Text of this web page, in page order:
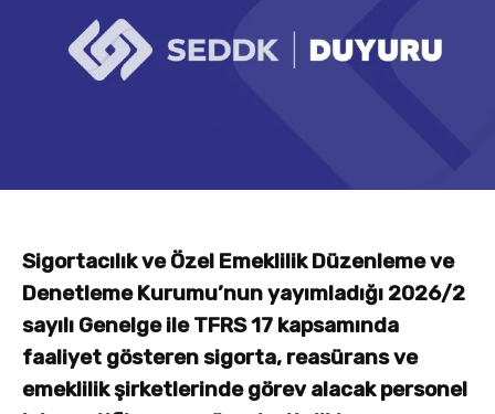
Sigortacılık ve Özel Emeklilik Düzenleme ve
Denetleme Kurumu’nun yayımladığı 2026/2
sayılı Genelge ile TFRS 17 kapsamında
faaliyet gösteren sigorta, reasürans ve
emeklilik şirketlerinde görev alacak personel